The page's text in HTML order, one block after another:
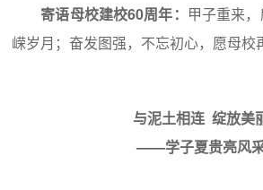
寄语母校建校60周年： 甲子重来
嵘岁月；奋发图强，不忘初心，愿母校
与泥土相连 绽放美
——学子夏贵亮风